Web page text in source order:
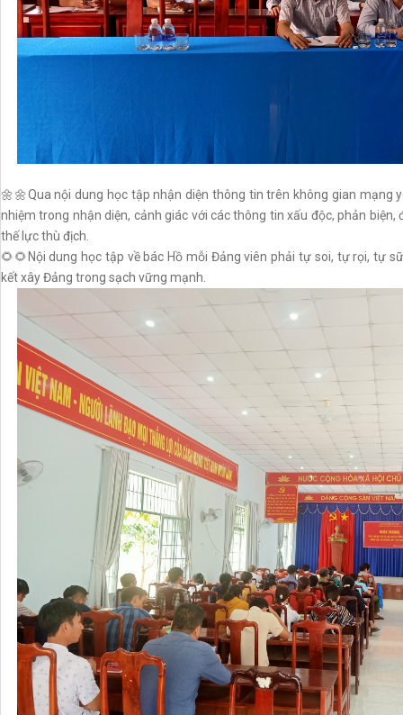
🌼🌼Qua nội dung học tập nhận diện thông tin trên không gian mạng
nhiệm trong nhận diện, cảnh giác với các thông tin xấu độc, phản
thế lực thù địch.
🌻🌻Nội dung học tập về bác Hồ mỗi Đảng viên phải tự soi, tự rọi, tự
kết xây Đảng trong sạch vững mạnh.